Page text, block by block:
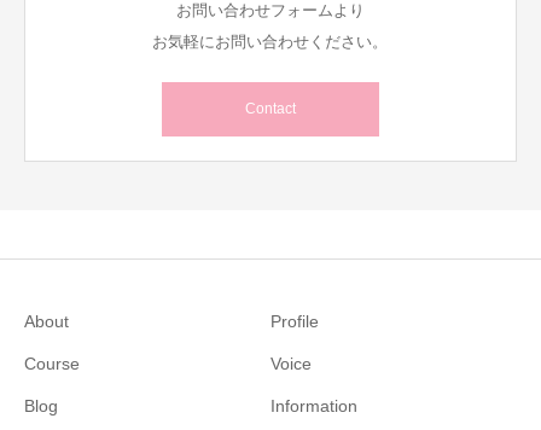
お問い合わせフォームより
お気軽にお問い合わせください。
Contact
About Profile
Course Voice
Blog Information